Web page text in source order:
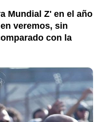
Mundial Z' en el año
veremos, sin
con la